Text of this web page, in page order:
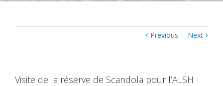
Previous Next
Visite de la réserve de Scandola pour l’ALSH